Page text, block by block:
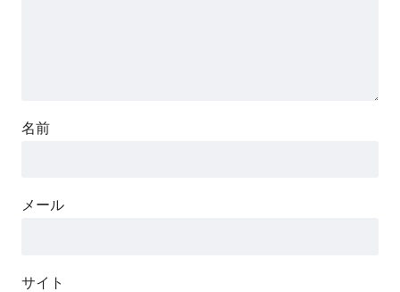
名前
メール
サイト